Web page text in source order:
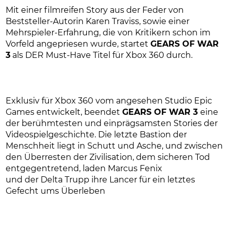
Mit einer filmreifen Story aus der Feder von
Beststeller-Autorin Karen Traviss, sowie einer
Mehrspieler-Erfahrung, die von Kritikern schon im
Vorfeld angepriesen wurde, startetGEARS OF WAR
3 als DER Must-Have Titel für Xbox 360 durch.
Exklusiv für Xbox 360 vom angesehen Studio Epic
Games entwickelt, beendetGEARS OF WAR 3eine
der berühmtesten und einprägsamsten Stories der
Videospielgeschichte. Die letzte Bastion der
Menschheit liegt in Schutt und Asche, und zwischen
den Überresten der Zivilisation, dem sicheren Tod
entgegentretend, laden Marcus Fenix
und der Delta Trupp ihre Lancer für ein letztes
Gefecht ums Überleben